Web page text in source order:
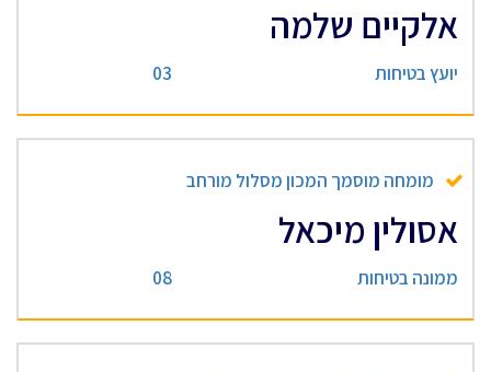
אלקיים שלמה
יועץ בטיחות 03
מומחה מוסמך המכון מסלול מורחב
אסולין מיכאל
ממונה בטיחות 08